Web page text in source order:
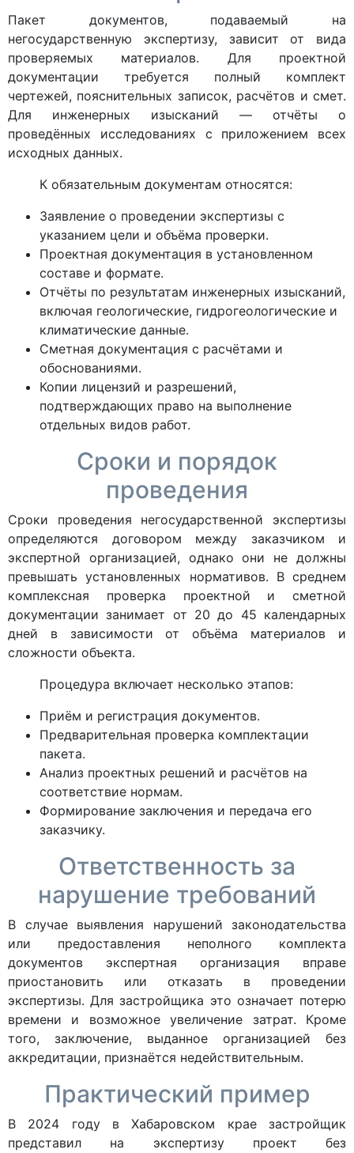
Пакет документов, подаваемый на
негосударственную экспертизу, зависит от вида
проверяемых материалов. Для проектной
документации требуется полный комплект
чертежей, пояснительных записок, расчётов и смет.
Для инженерных изысканий — отчёты о
проведённых исследованиях с приложением всех
исходных данных.
К обязательным документам относятся:
Заявление о проведении экспертизы с
указанием цели и объёма проверки.
Проектная документация в установленном
составе и формате.
Отчёты по результатам инженерных изысканий,
включая геологические, гидрогеологические и
климатические данные.
Сметная документация с расчётами и
обоснованиями.
Копии лицензий и разрешений,
подтверждающих право на выполнение
отдельных видов работ.
Сроки и порядок
проведения
Сроки проведения негосударственной экспертизы
определяются договором между заказчиком и
экспертной организацией, однако они не должны
превышать установленных нормативов. В среднем
комплексная проверка проектной и сметной
документации занимает от 20 до 45 календарных
дней в зависимости от объёма материалов и
сложности объекта.
Процедура включает несколько этапов:
Приём и регистрация документов.
Предварительная проверка комплектации
пакета.
Анализ проектных решений и расчётов на
соответствие нормам.
Формирование заключения и передача его
заказчику.
Ответственность за
нарушение требований
В случае выявления нарушений законодательства
или предоставления неполного комплекта
документов экспертная организация вправе
приостановить или отказать в проведении
экспертизы. Для застройщика это означает потерю
времени и возможное увеличение затрат. Кроме
того, заключение, выданное организацией без
аккредитации, признаётся недействительным.
Практический пример
В 2024 году в Хабаровском крае застройщик
представил на экспертизу проект без